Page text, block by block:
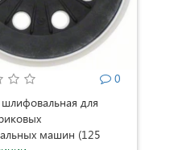
0
шлифовальная для
машин (125